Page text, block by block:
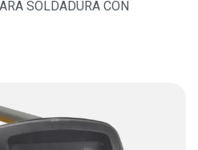
SOLDADURA CON